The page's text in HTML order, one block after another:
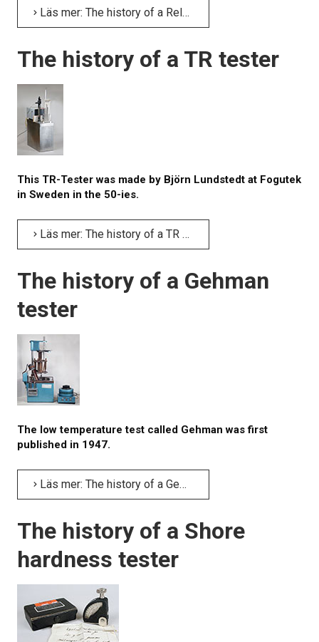
Litteratur om gummi och plast
Om provning
Om kalibrering
Utbildning
KONTAKT
NYHETER
Läs mer: The history of a Relaxation tester
The history of a TR tester
This TR-Tester was made by Björn Lundstedt at Fogutek
in Sweden in the 50-ies.
Läs mer: The history of a TR tester
The history of a Gehman
tester
The low temperature test called Gehman was first
published in 1947.
Läs mer: The history of a Gehman tester
The history of a Shore
hardness tester